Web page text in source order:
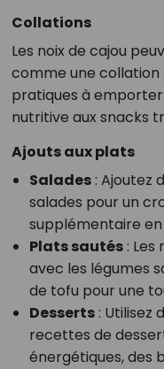
Collations
Les noix de cajou
comme une collation
pratiques à
nutritive aux snacks
Ajouts aux plats
Salades: Ajoutez
salades pour un
supplémentaire
Plats sautés: Les
avec les légumes
de tofu pour une
Desserts: Utilisez
recettes de
énergétiques, des